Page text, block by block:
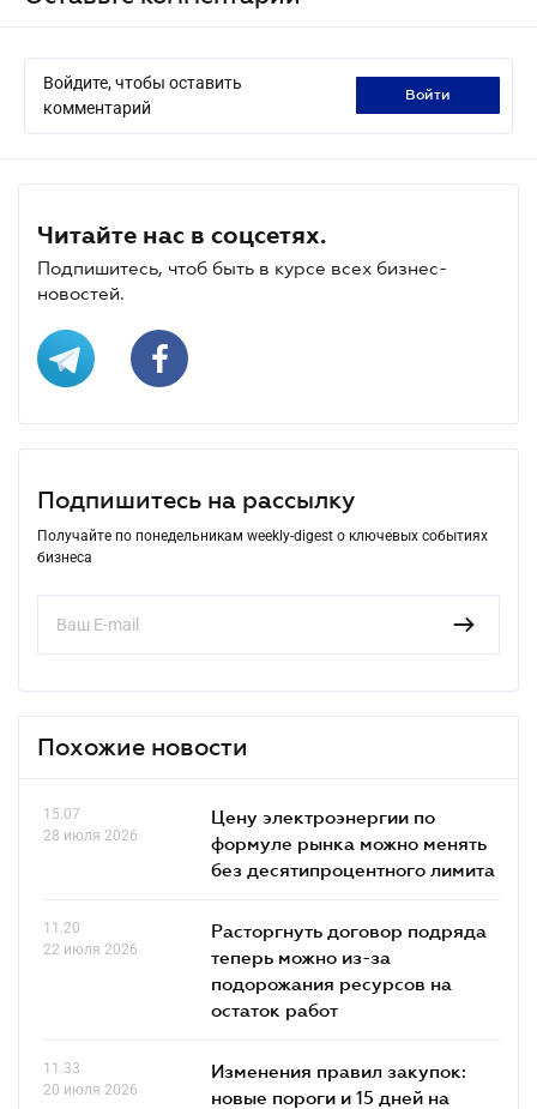
Войдите, чтобы оставить
комментарий
войти
Читайте нас в соцсетях.
Подпишитесь, чтоб быть в курсе всех бизнес-
новостей.
Подпишитесь на рассылку
Получайте по понедельникам weekly-digest о ключевых событиях
бизнеса
Похожие новости
15.07
28 июля 2026
Цену электроэнергии по
формуле рынка можно менять
без десятипроцентного лимита
11.20
22 июля 2026
Расторгнуть договор подряда
теперь можно из-за
подорожания ресурсов на
остаток работ
11.33
20 июля 2026
Изменения правил закупок:
новые пороги и 15 дней на